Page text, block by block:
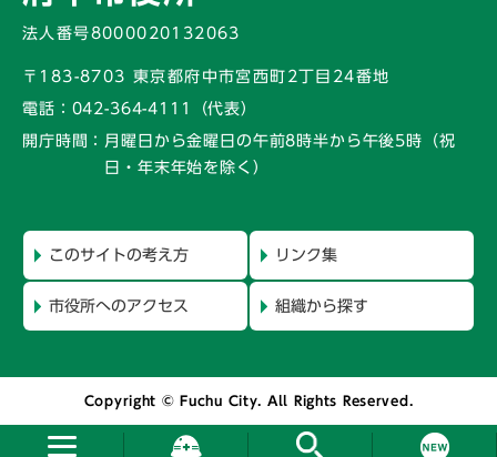
法人番号8000020132063
〒183-8703 東京都府中市宮西町2丁目24番地
電話： 042-364-4111（代表）
開庁時間： 月曜日から金曜日の午前8時半から午後5時 （祝
日・年末年始を除く）
このサイトの考え方 リンク集
市役所へのアクセス 組織から探す
Copyright © Fuchu City. All Rights Reserved.